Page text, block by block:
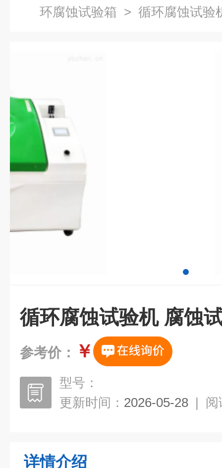
环腐蚀试验箱 > 循环腐蚀试验
循环腐蚀试验机 腐蚀
参考价： ￥
型号：
更新时间： 2026-05-28 | 阅
详情介绍